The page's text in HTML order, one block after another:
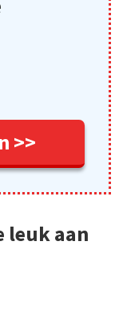
>>
leuk aan